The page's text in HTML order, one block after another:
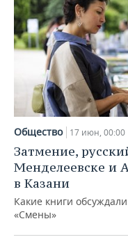
Общество 17 июн, 00:00
Затмение,
Менделеевске и
в Казани
Какие книги
«Смены»